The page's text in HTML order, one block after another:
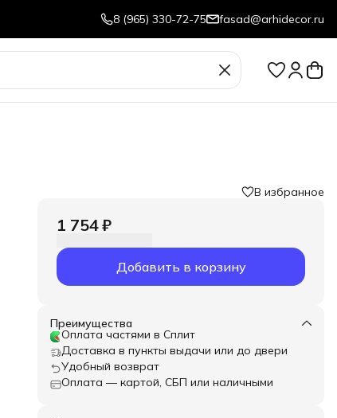
8 (965) 330-72-75 fasad@arhidecor.ru
В избранное
1 754 ₽
Добавить в корзину
Преимущества
Оплата частями в Сплит
Доставка в пункты выдачи или до двери
Удобный возврат
Оплата — картой, СБП или наличными